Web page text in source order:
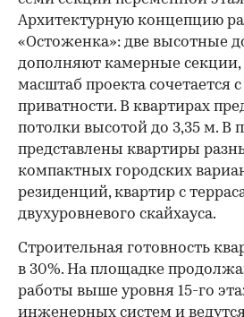
Архитектурную концепцию
«Остоженка»: две высотные
дополняют камерные секции,
масштаб проекта сочетается
приватности. В квартирах
потолки высотой до 3,35 м. В
представлены квартиры
компактных городских
резиденций, квартир с
двухуровневого скайхауса.
Строительная готовность
в 30%. На площадке
работы выше уровня 15-го
инженерных систем и